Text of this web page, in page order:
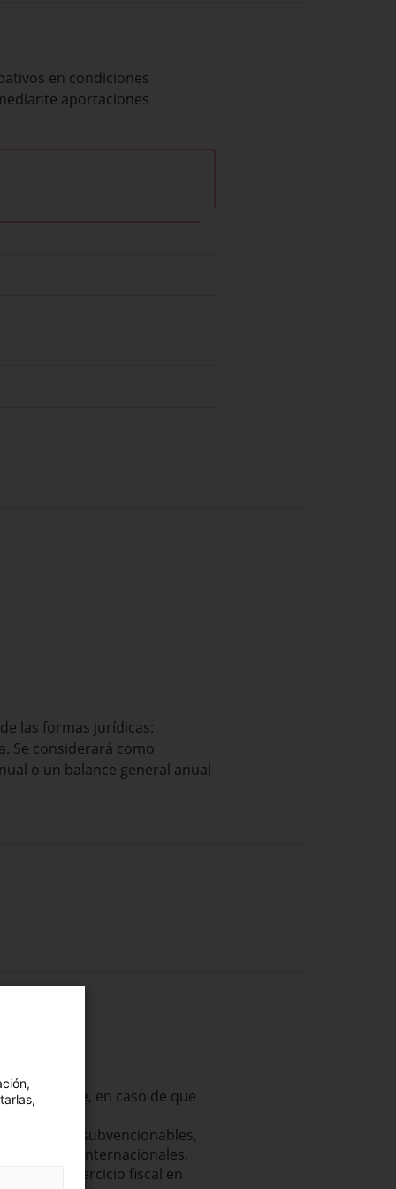
en condiciones
aportaciones
las formas jurídicas:
Se considerará como
o un balance general anual
solicitante, en caso de que
gastos subvencionables,
o internacionales.
y en el ejercicio fiscal en